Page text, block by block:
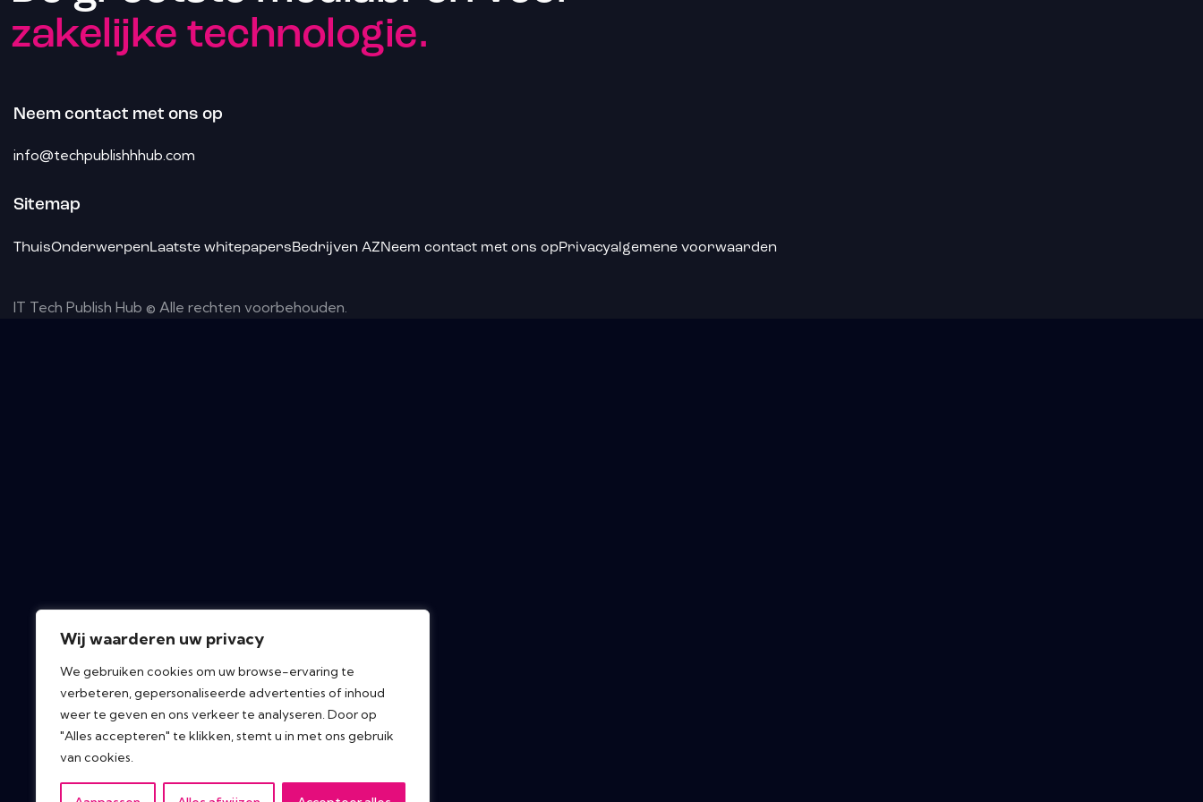
Wij waarderen uw privacy
We gebruiken cookies om uw browse-ervaring te
verbeteren, gepersonaliseerde advertenties of inhoud
weer te geven en ons verkeer te analyseren. Door op
"Alles accepteren" te klikken, stemt u in met ons gebruik
van cookies.
zakelijke technologie.
Neem contact met ons op
info@techpublishhhub.com
Sitemap
ThuisOnderwerpenLaatste whitepapersBedrijven AZNeem contact met ons opPrivacyalgemene voorwaarden
IT Tech Publish Hub © Alle rechten voorbehouden.